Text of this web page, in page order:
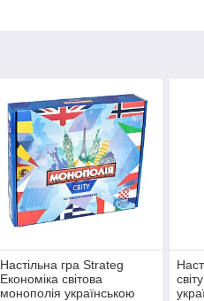
Настільна гра Strateg
Економіка світова
монополія українською